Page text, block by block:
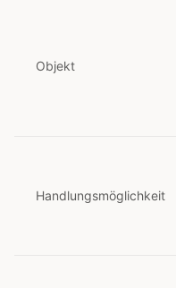
Objekt
Handlungsmöglichkeit